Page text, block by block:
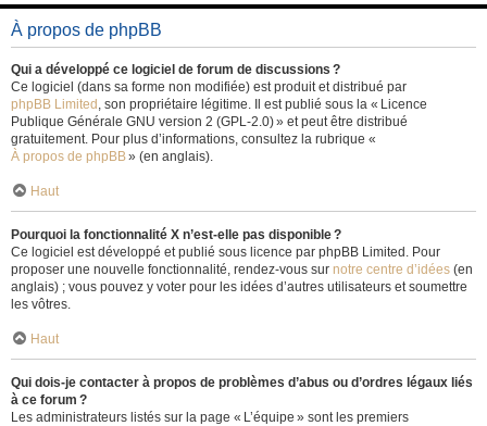
À propos de phpBB
Qui a développé ce logiciel de forum de discussions ?
Ce logiciel (dans sa forme non modifiée) est produit et distribué par
phpBB Limited , son propriétaire légitime. Il est publié sous la « Licence
Publique Générale GNU version 2 (GPL-2.0) » et peut être distribué
gratuitement. Pour plus d’informations, consultez la rubrique «
À propos de phpBB» (en anglais).
Haut
Pourquoi la fonctionnalité X n’est-elle pas disponible ?
Ce logiciel est développé et publié sous licence par phpBB Limited. Pour
proposer une nouvelle fonctionnalité, rendez-vous sur notre centre d’idées (en
anglais) ; vous pouvez y voter pour les idées d’autres utilisateurs et soumettre
les vôtres.
Haut
Qui dois-je contacter à propos de problèmes d’abus ou d’ordres légaux liés
à ce forum ?
Les administrateurs listés sur la page « L’équipe » sont les premiers